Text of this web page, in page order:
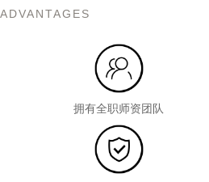
拥有全职师资团队